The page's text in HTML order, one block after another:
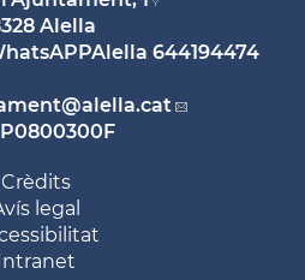
Alella
644194474
@alella.cat
Crèdits
legal